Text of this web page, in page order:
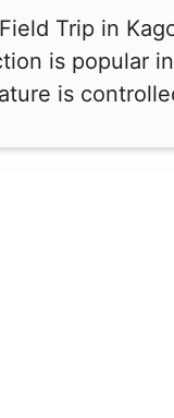
Trip in
is popular
is